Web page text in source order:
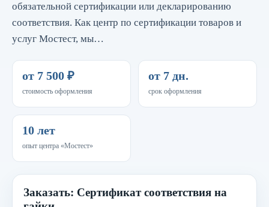
обязательной сертификации или декларированию
соответствия. Как центр по сертификации товаров и
услуг Мостест, мы…
от 7 500 ₽
стоимость оформления
от 7 дн.
срок оформления
10 лет
опыт центра «Мостест»
Заказать: Сертификат соответствия на